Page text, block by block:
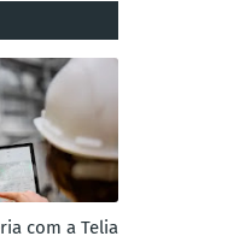
com a Telia